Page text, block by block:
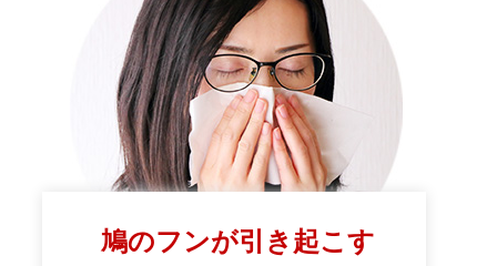
鳩のフンが引き起こす